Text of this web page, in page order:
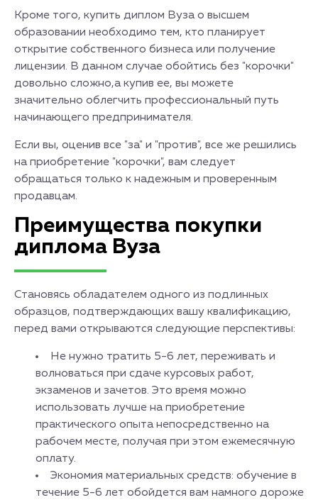
Кроме того, купить диплом Вуза о высшем
образовании необходимо тем, кто планирует
открытие собственного бизнеса или получение
лицензии. В данном случае обойтись без "корочки"
довольно сложно,а купив ее, вы можете
значительно облегчить профессиональный путь
начинающего предпринимателя.
Если вы, оценив все "за" и "против", все же решились
на приобретение "корочки", вам следует
обращаться только к надежным и проверенным
продавцам.
Преимущества покупки
диплома Вуза
Становясь обладателем одного из подлинных
образцов, подтверждающих вашу квалификацию,
перед вами открываются следующие перспективы:
Не нужно тратить 5-6 лет, переживать и
волноваться при сдаче курсовых работ,
экзаменов и зачетов. Это время можно
использовать лучше на приобретение
практического опыта непосредственно на
рабочем месте, получая при этом ежемесячную
оплату.
Экономия материальных средств: обучение в
течение 5-6 лет обойдется вам намного дороже